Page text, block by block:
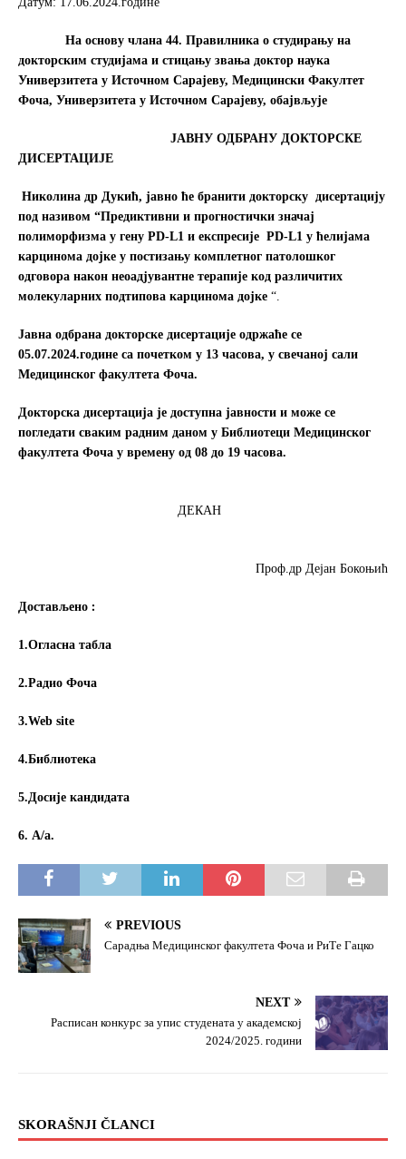
o
k
r
На основу члана 44. Правилника о студирању на
докторским студијама и стицању звања доктор наука
Универзитета у Источном Сарајеву, Медицински Факултет
Фочa, Универзитета у Источном Сарајеву, обајвљује
ЈАВНУ ОДБРАНУ ДОКТОРСКЕ
ДИСЕРТАЦИЈЕ
Николина др Дукић, јавно ће бранити докторску дисертацију
под називом “Предиктивни и прогностички значај
полиморфизма у гену PD-L1 и експресије PD-L1 у ћелијама
карцинома дојке у постизању комплетног патолошког
одговора након неоадјувантне терапије код различитих
молекуларних подтипова карцинома дојке “.
Јавна одбрана докторске дисертације одржаће се
05.07.2024.године са почетком у 13 часова, у свечаној сали
Медицинског факултета Фоча.
Докторска дисертација је доступна јавности и може се
погледати сваким радним даном у Библиотеци Медицинског
факултета Фочa у времену од 08 до 19 часова.
ДЕКАН
Проф.др Дејан Бокоњић
Достављено
1.Огласна табла
2.Радио Фоча
3.Web site
4.Библиотека
5.Досије кандидата
6. А/а.
PREVIOUS
Сарадња Медицинског факултета Фоча и РиТе Гацко
NEXT
Расписан конкурс за упис студената у академској
2024/2025. години
SKORAŠNJI ČLANCI